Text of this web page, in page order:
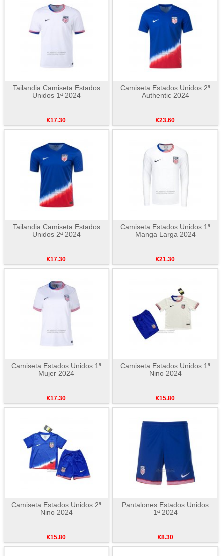
Tailandia Camiseta Estados
Unidos 1ª 2024
€17.30
Camiseta Estados Unidos 2ª
Authentic 2024
€23.60
Tailandia Camiseta Estados
Unidos 2ª 2024
€17.30
Camiseta Estados Unidos 1ª
Manga Larga 2024
€21.30
Camiseta Estados Unidos 1ª
Mujer 2024
€17.30
Camiseta Estados Unidos 1ª
Nino 2024
€15.80
Camiseta Estados Unidos 2ª
Nino 2024
€15.80
Pantalones Estados Unidos
1ª 2024
€8.30